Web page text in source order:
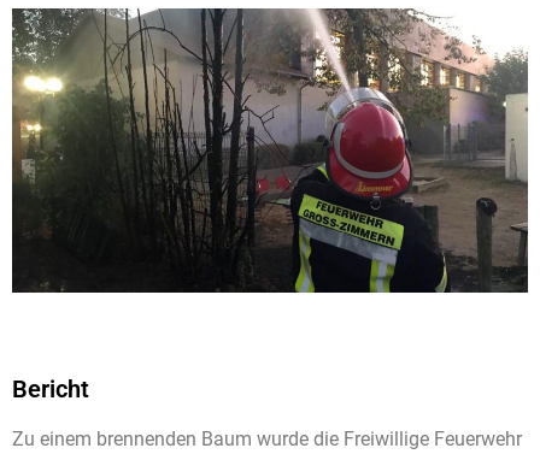
Bericht
Zu einem brennenden Baum wurde die Freiwillige Feuerwehr